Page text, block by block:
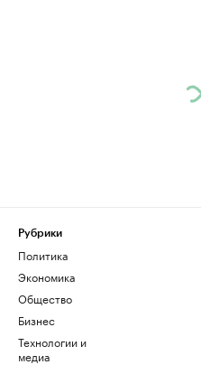
Рубрики
Политика
Экономика
Общество
Бизнес
Технологии и
медиа